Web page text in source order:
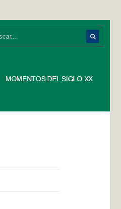
MOMENTOS DEL SIGLO XX